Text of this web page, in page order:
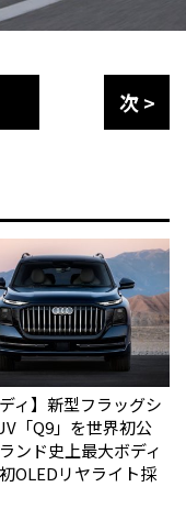
次 >
ディ】新型フラッグシ
「Q9」を世界初公
ンド史上最大ボディ
OLEDリヤライト採